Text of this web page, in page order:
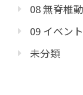
08 無脊椎
09 イベント
未分類